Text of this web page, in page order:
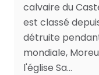
calvaire du
est classé
détruite
mondiale,
l'église Sa...